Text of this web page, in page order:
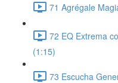
71 Agrégale
72 EQ Extrema
(1:15)
73 Escucha